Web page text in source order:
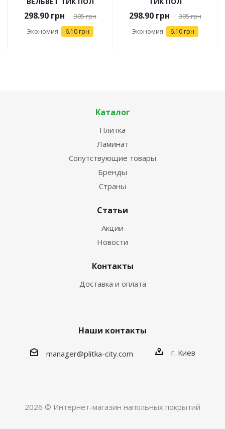
298.90грн 305грн
Экономия 6.10 грн
298.90грн 305грн
Экономия 6.10 грн
Каталог
Плитка
Ламинат
Сопутствующие товары
Бренды
Страны
Статьи
Акции
Новости
Контакты
Доставка и оплата
Наши контакты
manager@plitka-city.com г. Киев
2026 © Интернет-магазин напольных покрытий